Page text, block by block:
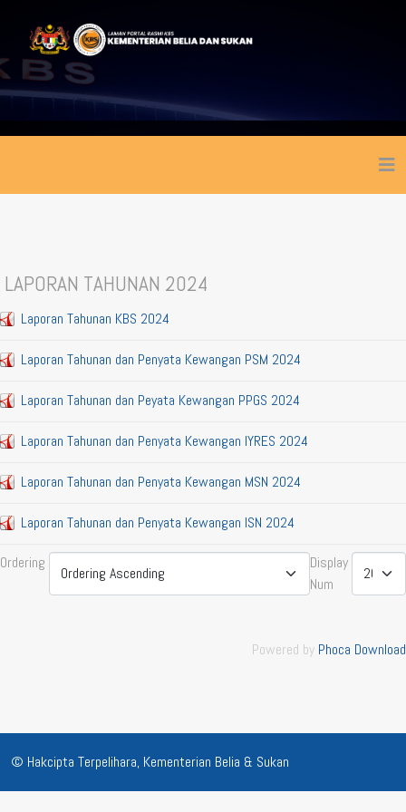
LAPORAN TAHUNAN 2024
Laporan Tahunan KBS 2024
Laporan Tahunan dan Penyata Kewangan PSM 2024
Laporan Tahunan dan Peyata Kewangan PPGS 2024
Laporan Tahunan dan Penyata Kewangan IYRES 2024
Laporan Tahunan dan Penyata Kewangan MSN 2024
Laporan Tahunan dan Penyata Kewangan ISN 2024
Ordering
Display
Num
Powered by Phoca Download
© Hakcipta Terpelihara, Kementerian Belia & Sukan